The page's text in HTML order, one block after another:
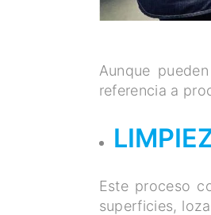
Aunque
referencia a
Este proceso
superficies,